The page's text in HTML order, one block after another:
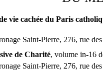
vie cachée du Paris
Saint-Pierre, 276, rue
de Charité, volume in-16
Saint-Pierre, 276, rue